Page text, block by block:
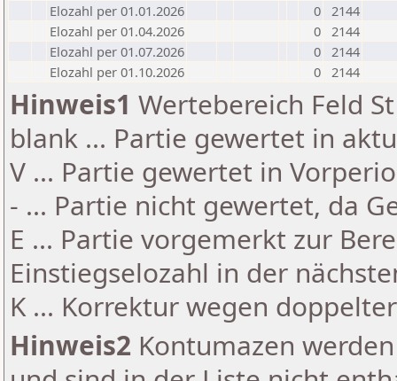
Elozahl per 01.01.2026
0 2144
Elozahl per 01.04.2026
0 2144
Elozahl per 01.07.2026
0 2144
Elozahl per 01.10.2026
0 2144
Hinweis1 Wertebereich Feld
blank ... Partie gewertet in
V ... Partie gewertet in
- ... Partie nicht gewertet, da
E ... Partie vorgemerkt zur
Einstiegselozahl in der
K ... Korrektur wegen
Hinweis2 Kontumazen